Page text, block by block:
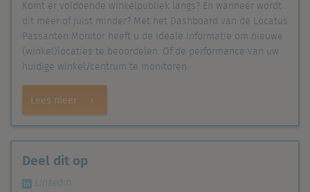
Komt er voldoende winkelpubliek langs? En wanneer wordt
dit meer of juist minder? Met het Dashboard van de Locatus
Passanten Monitor heeft u de ideale informatie om nieuwe
(winkel)locaties te beoordelen. Of de performance van uw
huidige winkel/centrum te monitoren.
Lees meer
Deel dit op
Linkedin